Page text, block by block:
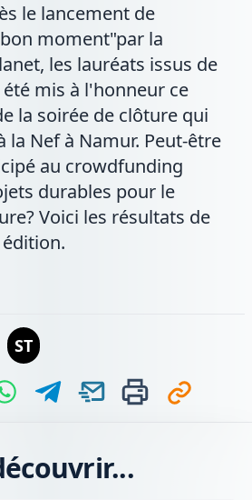
le lancement de
moment"par la
les lauréats issus de
mis à l'honneur ce
la soirée de clôture qui
la Nef à Namur. Peut-être
au crowdfunding
durables pour le
Voici les résultats de
ST